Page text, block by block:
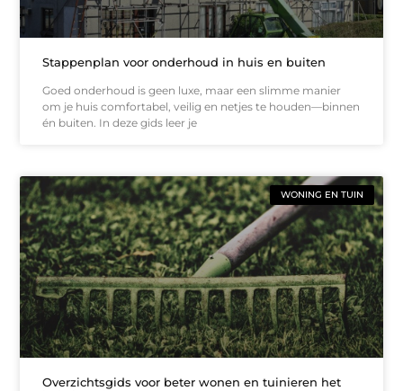
Stappenplan voor onderhoud in huis en buiten
Goed onderhoud is geen luxe, maar een slimme manier
om je huis comfortabel, veilig en netjes te houden—binnen
én buiten. In deze gids leer je
WONING EN TUIN
Overzichtsgids voor beter wonen en tuinieren het